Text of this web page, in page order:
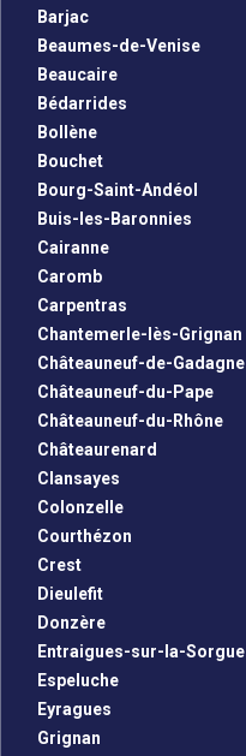
Barjac
Beaumes-de-Venise
Beaucaire
Bédarrides
Bollène
Bouchet
Bourg-Saint-Andéol
Buis-les-Baronnies
Cairanne
Caromb
Carpentras
Chantemerle-lès-Grignan
Châteauneuf-de-Gadagne
Châteauneuf-du-Pape
Châteauneuf-du-Rhône
Châteaurenard
Clansayes
Colonzelle
Courthézon
Crest
Dieulefit
Donzère
Entraigues-sur-la-Sorgue
Espeluche
Eyragues
Grignan